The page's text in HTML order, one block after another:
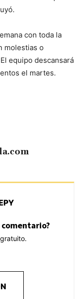
con toda la
molestias o
equipo descansará
el martes.